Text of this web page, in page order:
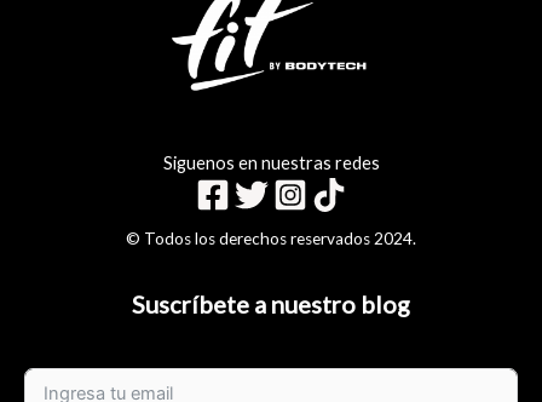
Siguenos en nuestras redes
© Todos los derechos reservados 2024.
Suscríbete a nuestro blog